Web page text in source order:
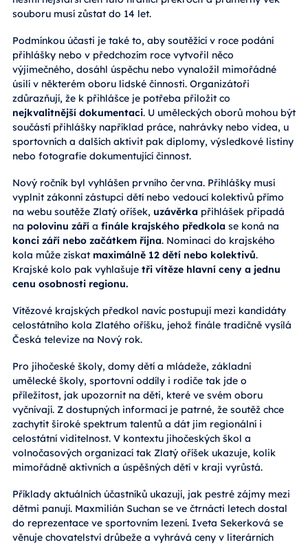
souboru musí zůstat do 14 let.
Podmínkou účasti je také to, aby soutěžící v roce podání
přihlášky nebo v předchozím roce vytvořil něco
výjimečného, dosáhl úspěchu nebo vynaložil mimořádné
úsilí v některém oboru lidské činnosti. Organizátoři
zdůrazňují, že k přihlášce je potřeba přiložit co
nejkvalitnější dokumentaci. U uměleckých oborů mohou být
součástí přihlášky například práce, nahrávky nebo videa, u
sportovních a dalších aktivit pak diplomy, výsledkové listiny
nebo fotografie dokumentující činnost.
Nový ročník byl vyhlášen prvního června. Přihlášky musí
vyplnit zákonní zástupci dětí nebo vedoucí kolektivů přímo
na webu soutěže Zlatý oříšek, uzávěrka přihlášek připadá
na polovinu září a finále krajského předkola se koná na
konci září nebo začátkem října. Nominaci do krajského
kola může získat maximálně 12 dětí nebo kolektivů.
Krajské kolo pak vyhlašuje tři vítěze hlavní ceny a jednu
cenu osobnosti regionu.
Vítězové krajských předkol navíc postupují mezi kandidáty
celostátního kola Zlatého oříšku, jehož finále tradičně vysílá
Česká televize na Nový rok.
Pro jihočeské školy, domy dětí a mládeže, základní
umělecké školy, sportovní oddíly i rodiče tak jde o
příležitost, jak upozornit na děti, které ve svém oboru
vyčnívají. Z dostupných informací je patrné, že soutěž chce
zachytit široké spektrum talentů a dát jim regionální i
celostátní viditelnost. V kontextu jihočeských škol a
volnočasových organizací tak Zlatý oříšek ukazuje, kolik
mimořádně aktivních a úspěšných dětí v kraji vyrůstá.
Příklady aktuálních účastníků ukazují, jak pestré zájmy mezi
dětmi panují. Maxmilián Suchan se ve čtrnácti letech dostal
do reprezentace ve sportovním lezení. Iveta Sekerková se
věnuje chovatelství drůbeže a vyhrává ceny v literárních